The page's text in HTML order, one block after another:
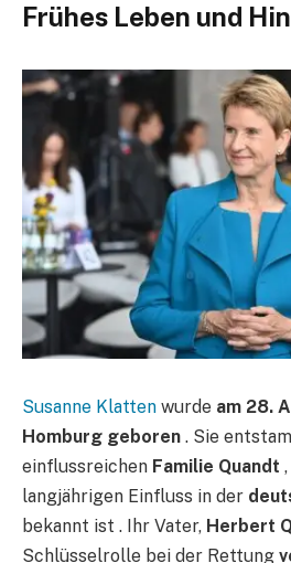
Frühes Leben und
Susanne Klatten wurde am 28.
Homburg geboren . Sie
einflussreichen Familie Quandt
langjährigen Einfluss in der
bekannt ist . Ihr Vater, Herbert
Schlüsselrolle bei der Rettung